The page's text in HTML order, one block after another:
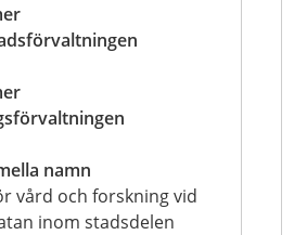
namn
vård och forskning vid
inom stadsdelen